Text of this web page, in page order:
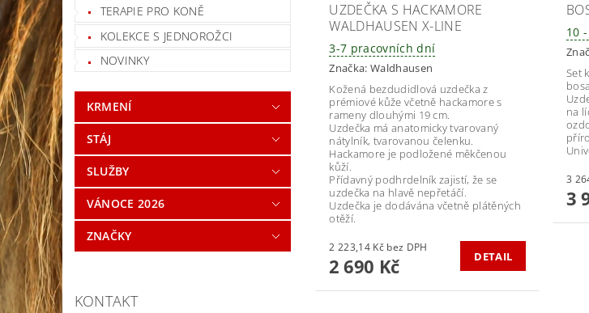
TERAPIE PRO KONĚ
KOLEKCE S JEDNOROŽCI
NOVINKY
KRMENÍ
STÁJ
SLUŽBY
VÁNOCE 2026
ZNAČKY
KONTAKT
UZDEČKA S HACKAMORE
WALDHAUSEN X-LINE
3-7 pracovních dní
Značka: Waldhausen
Kožená bezdudidlová uzdečka z
prémiové kůže včetně hackamore s
rameny dlouhými 19 cm.
Uzdečka má anatomicky tvarovaný
nátylník, tvarovanou čelenku.
Hackamore je podložené měkčenou
kůží.
Přídavný podhrdelník zajistí, že se
uzdečka na hlavě nepřetáčí.
Uzdečka je dodávána včetně plátěných
otěží.
2 223,14 Kč bez DPH
2 690 Kč DETAIL
10
Set
na
3